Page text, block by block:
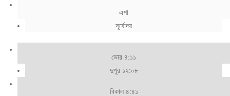
এশা
সূর্যোদয়
ভোর ৪:১১
দুপুর ১২:০৮
বিকাল ৪:৪১